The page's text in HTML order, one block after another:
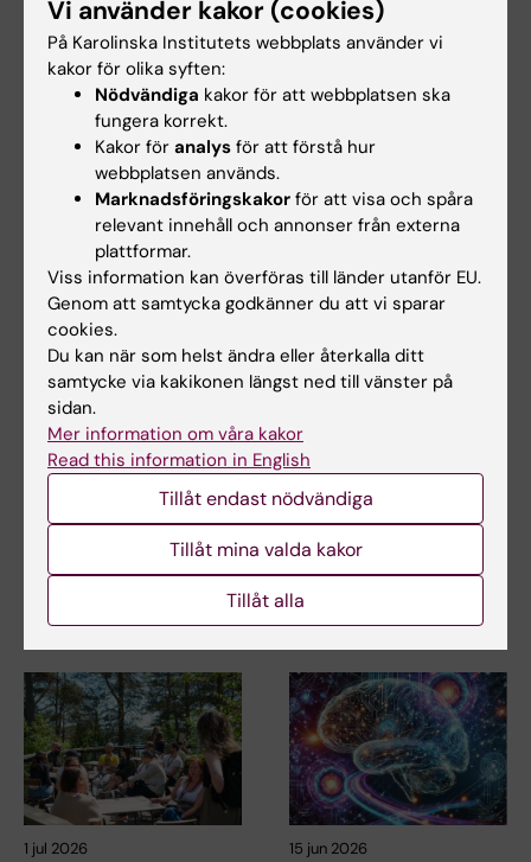
vinterskola om
"Smart sleep:
Exploring the future
of sleep
measurements"
NeurotechEU:s vinterskola om
smart sömn, som organiseras
utsedd till FENS-Kavli
Scholar 2026
Juan Pablo Lopez, biträdande
professor vid Institutionen för…
7 jul 2026
Juan Pablo Lopez
utsedd till FENS-Kavli
Juan Pablo Lopez, biträdande
professor vid Institutionen för…
1 jul 2026
StratNeuro
studentkåren
StratNeuro har etablerat ett
studentråd för att stärka
kopplingen mellan…
1 jul 2026 15 jun 2026
Vi använder kakor (cookies)
På Karolinska Institutets webbplats använder vi
kakor för olika syften:
Nödvändiga kakor för att webbplatsen ska
fungera korrekt.
Kakor för analys för att förstå hur
webbplatsen används.
Marknadsföringskakor för att visa och spåra
relevant innehåll och annonser från externa
plattformar.
Viss information kan överföras till länder utanför EU.
Genom att samtycka godkänner du att vi sparar
cookies.
Du kan när som helst ändra eller återkalla ditt
samtycke via kakikonen längst ned till vänster på
sidan.
Mer information om våra kakor
Read this information in English
Tillåt endast nödvändiga
Tillåt mina valda kakor
Tillåt alla